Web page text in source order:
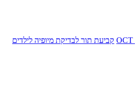
קביעת תור לבדיקת מיופיה לילדים